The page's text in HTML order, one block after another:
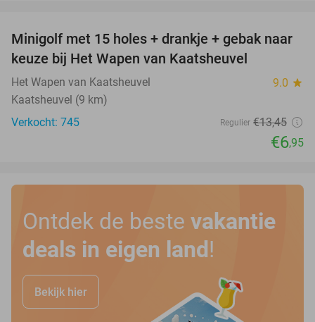
48%
Minigolf met 15 holes + drankje + gebak naar
keuze bij Het Wapen van Kaatsheuvel
Het Wapen van Kaatsheuvel 9.0 star
Kaatsheuvel (9 km)
Verkocht: 745
Regulier €13,45
€6,95
Ontdek de beste vakantie
deals in eigen land!
Bekijk hier